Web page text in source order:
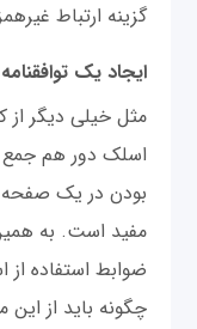
گزینه ارتباط
ایجاد یک
مثل خیلی دیگر از
اسلک دور هم جمع
بودن در یک صفحه
ضوابط استفاده
چگونه باید از